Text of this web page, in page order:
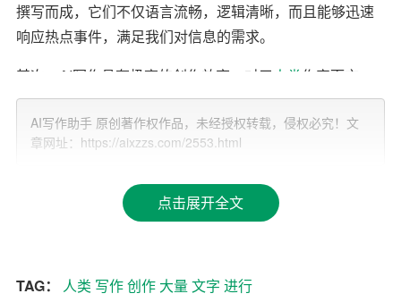
撰写而成，它们不仅语言流畅，逻辑清晰，而且能够迅速
响应热点事件，满足我们对信息的需求。
其次，AI写作具有极高的创作效率。对于 人类 作家而言，
创作是一个需要灵感和时间的过程，而AI写作则可以在短
时间内生成大量文字，大大提高了创作的效率。这对于那
些需要大量内容输出的平台来说，无疑具有巨大的吸引
创作，使得作品更加贴近读者的兴趣和需求。
写作则可以调用庞大的知识库，进行跨领域的创新。例
AI写作助手 原创著作权作品，未经授权转载，侵权必究！文
章网址：https://aixzzs.com/2553.html
点击展开全文
TAG： 人类 写作创作 大量文字 进行